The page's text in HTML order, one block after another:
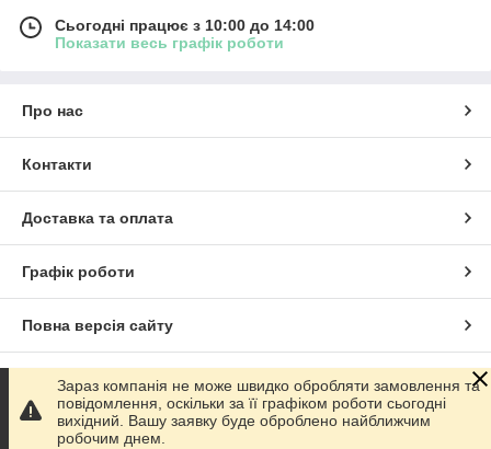
Сьогодні працює з 10:00 до 14:00
Показати весь графік роботи
Про нас
Контакти
Доставка та оплата
Графік роботи
Повна версія сайту
Сайт створено на маркетплейсіProm.ua
Політика конфіденційності
Зараз компанія не може швидко обробляти замовлення та
повідомлення, оскільки за її графіком роботи сьогодні
вихідний. Вашу заявку буде оброблено найближчим
робочим днем.